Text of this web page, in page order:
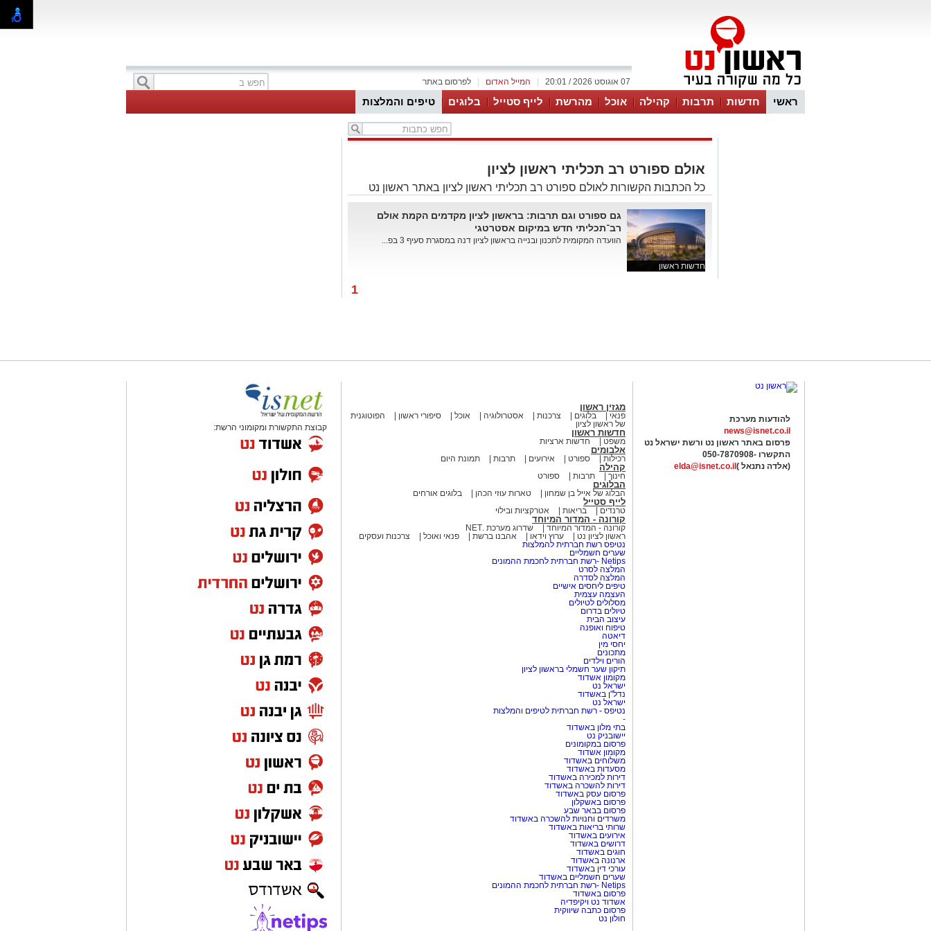
לפרסום באתר המייל האדום 07 אוגוסט 2026 / 20:01
ראשי חדשות תרבות קהילה אוכל מהרשת לייף סטייל בלוגים טיפים והמלצות
אולם ספורט רב תכליתי ראשון לציון
כל הכתבות הקשורות לאולם ספורט רב תכליתי ראשון לציון באתר ראשון נט
חדשות ראשון
גם ספורט וגם תרבות: בראשון לציון מקדמים הקמת אולם
רב־תכליתי חדש במיקום אסטרטגי
הוועדה המקומית לתכנון ובנייה בראשון לציון דנה במסגרת סעיף 3 בפ...
1
להודעות מערכת
news@isnet.co.il
פרסום באתר ראשון נט ורשת ישראל נט
התקשרו -050-7870908
(אלדה נתנאל ) elda@isnet.co.il
מגזין ראשון
פנאי בלוגים צרכנות אסטרולוגיה אוכל סיפורי ראשון
הפוטוגנית
של ראשון לציון
חדשות ראשון
משפט חדשות ארציות
אלבומים
רכילות ספורט אירועים תרבות תמונת היום
קהילה
חינוך תרבות ספורט
הבלוגים
הבלוג של אייל בן שמחון טארות עוזי הכהן בלוגים אורחים
לייף סטייל
טרנדים בריאות אטרקציות ובילוי
קורונה - המדור המיוחד
קורונה - המדור המיוחד
שדרוג מערכת .NET
ראשון לציון נט
ערוץ וידאו אהבנו ברשת פנאי ואוכל
צרכנות ועסקים
נטיפס רשת חברתית להמלצות
שערים חשמליים
Netips -רשת חברתית לחכמת ההמונים
המלצה לסרט
המלצה לסדרה
טיפים ליחסים אישיים
העצמה עצמית
מסלולים לטיולים
טיולים בדרום
עיצוב הבית
טיפוח ואופנה
דיאטה
יחסי מין
מתכונים
הורים וילדים
תיקון שער חשמלי בראשון לציון
מקומון אשדוד
ישראל נט
נדל"ן באשדוד
ישראל נט
נטיפס - רשת חברתית לטיפים והמלצות
-
בתי מלון באשדוד
יישובניק נט
פרסום במקומונים
מקומון אשדוד
משלוחים באשדוד
מסעדות באשדוד
דירות למכירה באשדוד
דירות להשכרה באשדוד
פרסום עסק באשדוד
פרסום באשקלון
פרסום בבאר שבע
משרדים וחנויות להשכרה באשדוד
שרותי בריאות באשדוד
אירועים באשדוד
דרושים באשדוד
חוגים באשדוד
ארנונה באשדוד
עורכי דין באשדוד
שערים חשמליים באשדוד
Netips -רשת חברתית לחכמת ההמונים
פרסום באשדוד
אשדוד נט ויקיפדיה
פרסום כתבה שיווקית
חולון נט
קבוצת התקשורת ומקומוני הרשת: